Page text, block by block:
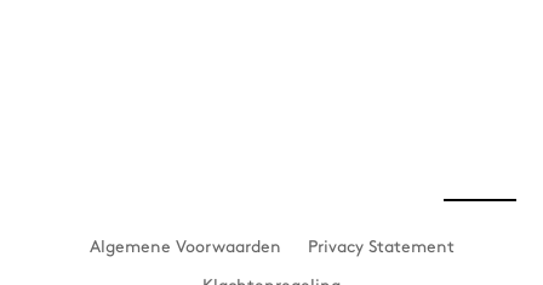
Algemene Voorwaarden Privacy Statement